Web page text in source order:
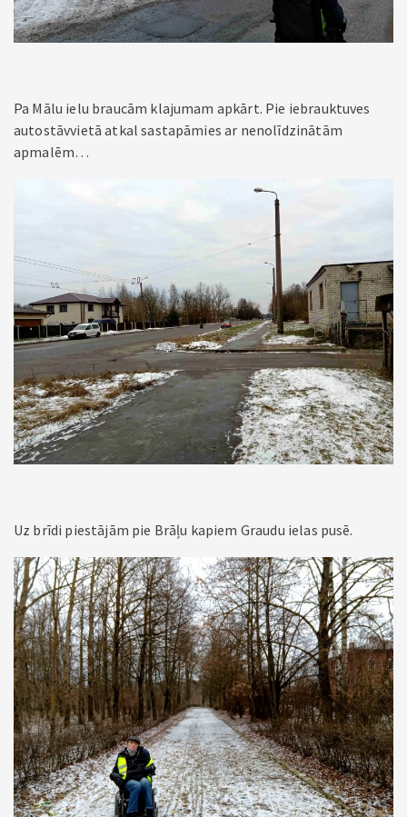
Pa Mālu ielu braucām klajumam apkārt. Pie iebrauktuves
autostāvvietā atkal sastapāmies ar nenolīdzinātām
apmalēm…
Uz brīdi piestājām pie Brāļu kapiem Graudu ielas pusē.